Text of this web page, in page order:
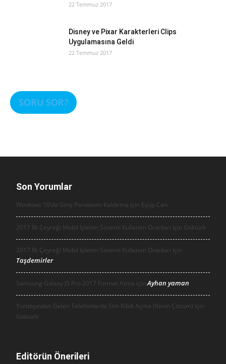
22 Temmuz 2017
Disney ve Pixar Karakterleri Clips
Uygulamasına Geldi
22 Temmuz 2017
SORU SOR?
Son Yorumlar
Windows 10’da Giriş Parolasını Kaldırma için Eyüp Can
2017 İlk Çeyreği Mobil İşletim Sistemi Kullanım Oranları için Göktürk
2017 İlk Çeyreği Mobil İşletim Sistemi Kullanım Oranları için
Taşdemirler
Samsung Galaxy J5 Pro 2017 Format Atma içinAyhan yaman
Yurtdışından Gelen Telefonlarda Sim Kilidi Açma (Kesin Çözüm) için
Göktürk
Editörün Önerileri